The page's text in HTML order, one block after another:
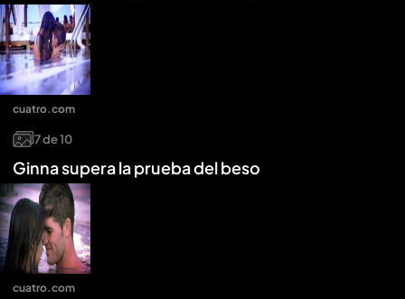
7de10
Ginna supera la prueba del beso
cuatro.com
cuatro.com